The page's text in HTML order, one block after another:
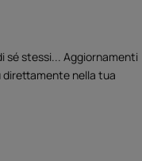
sé stessi... Aggiornamenti
direttamente nella tua